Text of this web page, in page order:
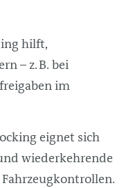
hilft,
– z. B. bei
im
eignet sich
wiederkehrende